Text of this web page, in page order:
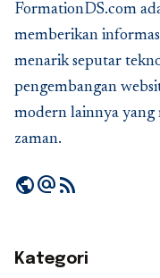
FormationDS.com
memberikan
menarik seputar
pengembangan
modern lainnya yang
zaman.
publicalternate_emailrss_feed
Kategori